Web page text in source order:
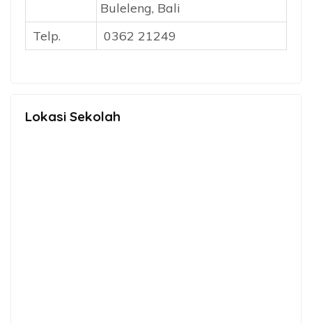
Buleleng, Bali
Telp.
0362 21249
Lokasi Sekolah